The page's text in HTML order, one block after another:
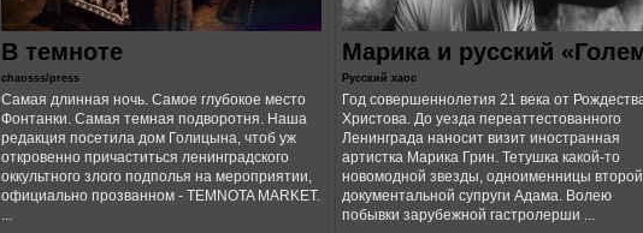
В темноте
chaosss/press
Самая длинная ночь. Самое глубокое место
Фонтанки. Самая темная подворотня. Наша
редакция посетила дом Голицына, чтоб уж
откровенно причаститься ленинградского
оккультного злого подполья на мероприятии,
официально прозванном - TEMNOTA MARKET.
...
Марика и русский
Русский хаос
Год совершеннолетия 21 века от
Христова. До уезда переаттестованного
Ленинграда наносит визит иностранная
артистка Марика Грин. Тетушка какой-то
новомодной звезды, одноименницы второй
документальной супруги Адама. Волею
побывки зарубежной гастролерши ...